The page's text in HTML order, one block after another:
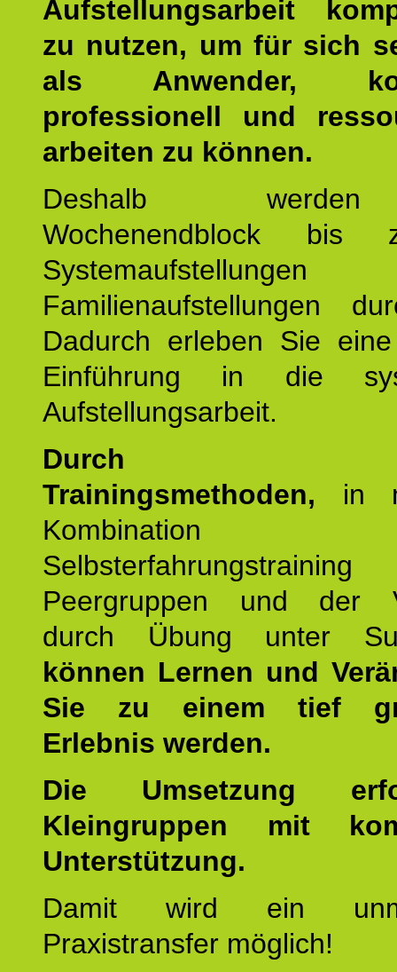
Aufstellungsarbeit
zu nutzen, um für sich
als Anwender,
professionell und
arbeiten zu können.
Deshalb
Wochenendblock bis
Familienaufstellungen
Dadurch erleben Sie
Einführung in die
Aufstellungsarbeit.
Durch
Trainingsmethoden, in
Peergruppen und der
durch Übung unter
können Lernen und
Sie zu einem tief
Erlebnis werden.
Die Umsetzung
Kleingruppen mit
Unterstützung.
Damit wird ein
Praxistransfer möglich!